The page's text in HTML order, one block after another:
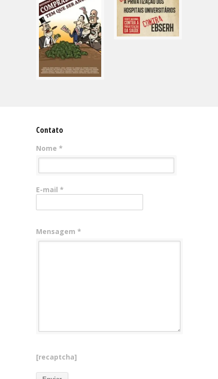
Contato
Nome *
E-mail *
Mensagem *
[recaptcha]